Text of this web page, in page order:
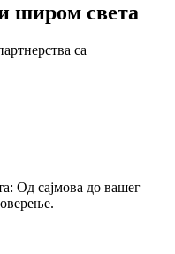
широм света
са
Од сајмова до вашег